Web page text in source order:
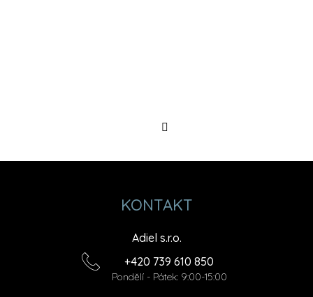
KONTAKT
Adiel s.r.o.
+420 739 610 850
Pondělí - Pátek: 9:00-15:00